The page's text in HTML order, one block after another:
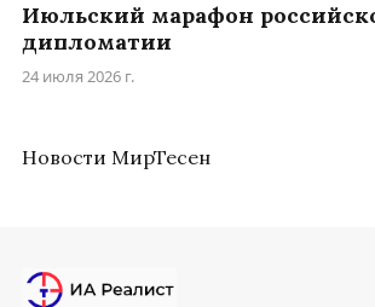
Июльский марафон
дипломатии
24 июля 2026 г.
Новости МирТесен